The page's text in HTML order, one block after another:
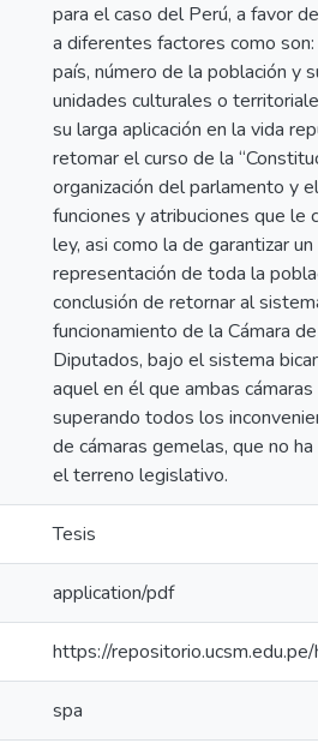
para el caso del Perú, a favor del
a diferentes factores como son:
país, número de la población y su
unidades culturales o territoriales
su larga aplicación en la vida
retomar el curso de la
organización del parlamento y
funciones y atribuciones que le
ley, asi como la de garantizar un
representación de toda la
conclusión de retornar al sistema
funcionamiento de la Cámara de
Diputados, bajo el sistema
aquel en él que ambas cámaras
superando todos los
de cámaras gemelas, que no ha
el terreno legislativo.
Tesis
application/pdf
https://repositorio.ucsm.edu.pe/
spa